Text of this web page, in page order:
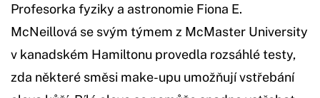
Profesorka fyziky a astronomie Fiona E.
McNeillová se svým týmem z McMaster University
v kanadském Hamiltonu provedla rozsáhlé testy,
zda některé směsi make-upu umožňují vstřebání